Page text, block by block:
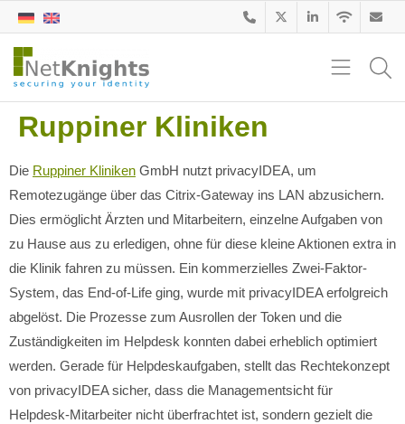
Ruppiner Kliniken
Die Ruppiner Kliniken GmbH nutzt privacyIDEA, um
Remotezugänge über das Citrix-Gateway ins LAN abzusichern.
Dies ermöglicht Ärzten und Mitarbeitern, einzelne Aufgaben von
zu Hause aus zu erledigen, ohne für diese kleine Aktionen extra in
die Klinik fahren zu müssen. Ein kommerzielles Zwei-Faktor-
System, das End-of-Life ging, wurde mit privacyIDEA erfolgreich
abgelöst. Die Prozesse zum Ausrollen der Token und die
Zuständigkeiten im Helpdesk konnten dabei erheblich optimiert
werden. Gerade für Helpdeskaufgaben, stellt das Rechtekonzept
von privacyIDEA sicher, dass die Managementsicht für
Helpdesk-Mitarbeiter nicht überfrachtet ist, sondern gezielt die